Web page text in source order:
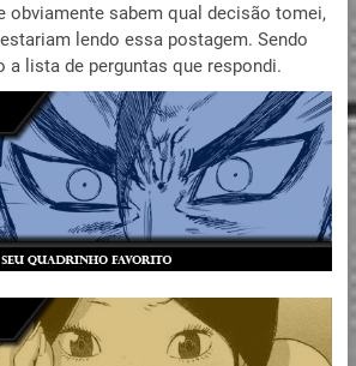
obviamente sabem qual decisão tomei,
lendo essa postagem. Sendo
a lista de perguntas que respondi.